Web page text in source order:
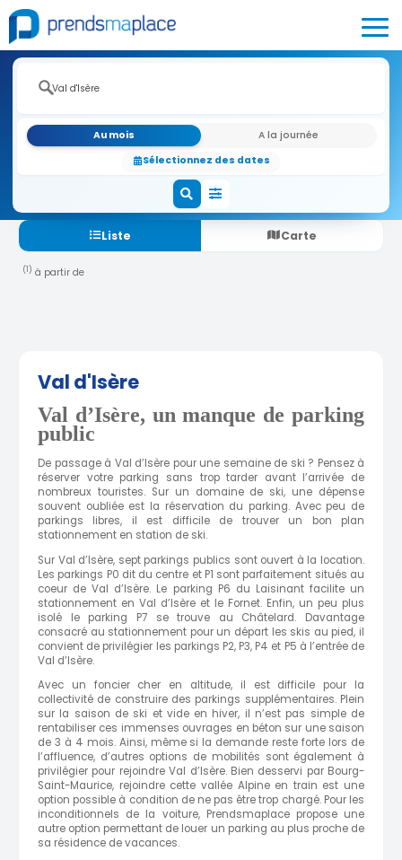
Au mois
A la journée
Sélectionnez des dates
Liste Carte
(1) à partir de
Val d'Isère
Val d’Isère, un manque de parking
public
De passage à Val d’Isère pour une semaine de ski ? Pensez à
réserver votre parking sans trop tarder avant l’arrivée de
nombreux touristes. Sur un domaine de ski, une dépense
souvent oubliée est la réservation du parking. Avec peu de
parkings libres, il est difficile de trouver un bon plan
stationnement en station de ski.
Sur Val d’Isère, sept parkings publics sont ouvert à la location.
Les parkings P0 dit du centre et P1 sont parfaitement situés au
coeur de Val d’Isère. Le parking P6 du Laisinant facilite un
stationnement en Val d’Isère et le Fornet. Enfin, un peu plus
isolé le parking P7 se trouve au Châtelard. Davantage
consacré au stationnement pour un départ les skis au pied, il
convient de privilégier les parkings P2, P3, P4 et P5 à l’entrée de
Val d’Isère.
Avec un foncier cher en altitude, il est difficile pour la
collectivité de construire des parkings supplémentaires. Plein
sur la saison de ski et vide en hiver, il n’est pas simple de
rentabiliser ces immenses ouvrages en béton sur une saison
de 3 à 4 mois. Ainsi, même si la demande reste forte lors de
l’affluence, d’autres options de mobilités sont également à
privilégier pour rejoindre Val d’Isère. Bien desservi par Bourg-
Saint-Maurice, rejoindre cette vallée Alpine en train est une
option possible à condition de ne pas être trop chargé. Pour les
inconditionnels de la voiture, Prendsmaplace propose une
autre option permettant de louer un parking au plus proche de
sa résidence de vacances.